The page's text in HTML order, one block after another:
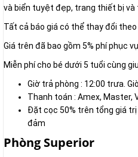
và biển tuyệt đẹp, trang thiết bị và
Tất cả báo giá có thể thay đổi theo
Giá trên đã bao gồm 5% phí phục
Miễn phí cho bé dưới 5 tuổi cùng
Giờ trả phòng : 12:00 trưa.
Thanh toán : Amex, Master,
Đặt cọc 50% trên tổng giá
đảm
Phòng Superior